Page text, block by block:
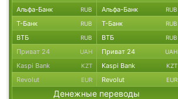
Альфа-Банк RUB Альфа-Банк RUB
Т-Банк RUB Т-Банк RUB
ВТБ RUB ВТБ RUB
Приват 24 UAH Приват 24 UAH
Kaspi Bank KZT Kaspi Bank KZT
Revolut EUR Revolut EUR
Денежные переводы